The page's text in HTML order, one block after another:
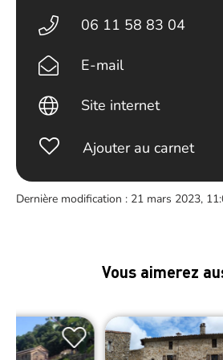
06 11 58 83 04
E-mail
Site internet
Ajouter au carnet
Dernière modification : 21 mars 2023,
Vous aimerez